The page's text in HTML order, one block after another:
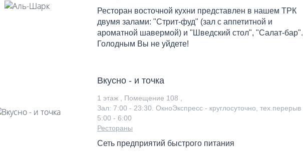
Ресторан восточной кухни представлен в нашем ТРК
двумя залами: "Стрит-фуд" (зал с аппетитной и
ароматной шавермой) и "Шведский стол", "Салат-бар".
Голодным Вы не уйдете!
Вкусно - и точка
1 этаж , Помещение 108 ,
Зал: 7:00 - 23:30. ОкноЭкспресс - круглосуточно, тех.перерыв
5:00 - 6:00
Рестораны
Сеть предприятий быстрого питания